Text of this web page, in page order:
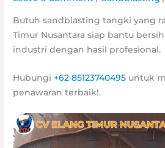
Butuh sandblasting tangki yang
Timur Nusantara siap bantu
industri dengan hasil profesional.
Hubungi +62 85123740495 untuk
penawaran terbaik!.